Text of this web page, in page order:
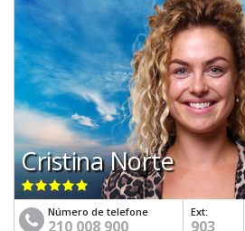
Cristina Norte
Número de telefone
210 008 900
Ext:
903